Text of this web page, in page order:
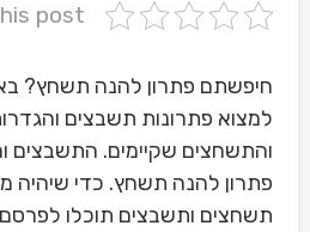
post
חיפשתם פתרון להנה תשחץ?
למצוא פתרונות תשבצים
והתשחצים שקיימים. התשבצים
פתרון להנה תשחץ. כדי שיהיה
תשחצים ותשבצים תוכלו